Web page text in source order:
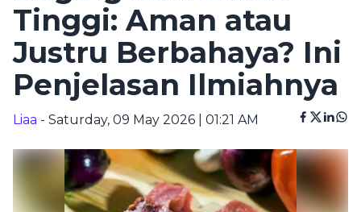
Tinggi: Aman atau
Justru Berbahaya? Ini
Penjelasan Ilmiahnya
Liaa - Saturday, 09 May 2026 | 01:21 AM